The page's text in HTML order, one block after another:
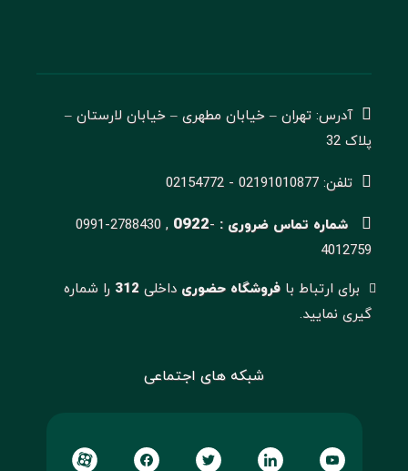
آدرس: تهران – خیابان مطهری – خیابان لارستان –
پلاک 32
تلفن: 02191010877 - 02154772
شماره تماس ضروری : 0991-2788430 , 0922-
4012759
برای ارتباط با فروشگاه حضوریداخلی 312 را شماره
گیری نمایید.
شبکه های اجتماعی